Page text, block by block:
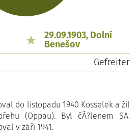
29.09.1903, Dolní
Benešov
Gefreiter
do listopadu 1940 Kosselek a žil
(Oppau). Byl čÂ?lenem SA.
v září 1941.